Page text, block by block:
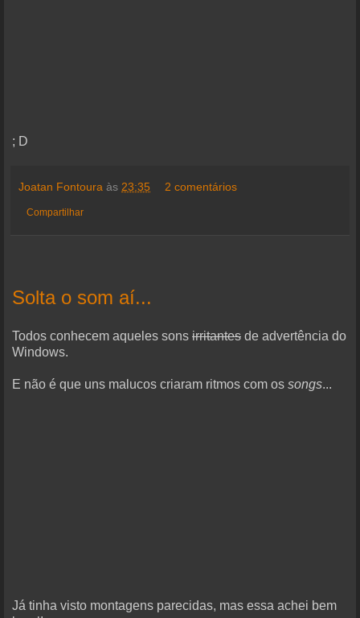
; D
Joatan Fontoura às 23:35 2 comentários
Compartilhar
Solta o som aí...
Todos conhecem aqueles sons irritantes de advertência do
Windows.
E não é que uns malucos criaram ritmos com os songs...
Já tinha visto montagens parecidas, mas essa achei bem